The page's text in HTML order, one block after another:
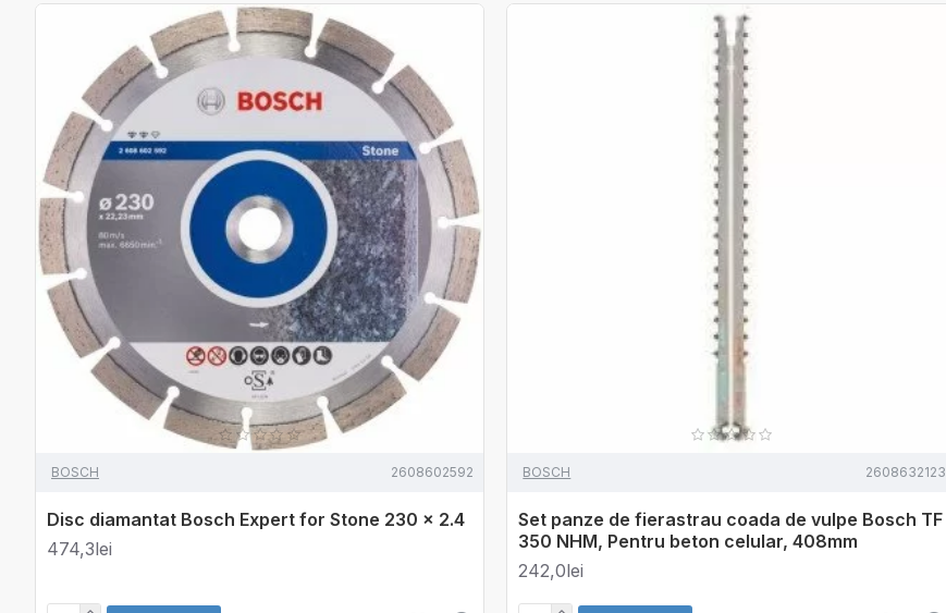
BOSCH 2608602592
Disc diamantat Bosch Expert for Stone 230 x 2.4
474,3lei
BOSCH 2608632123
Set panze de fierastrau coada de vulpe Bosch TF
350 NHM, Pentru beton celular, 408mm
242,0lei